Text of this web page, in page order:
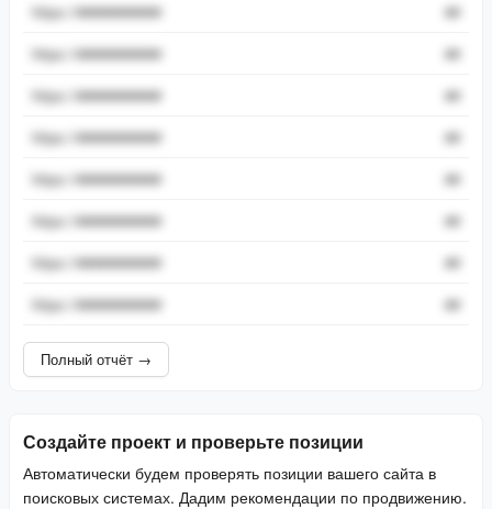
https://###########
##
https://###########
##
https://###########
##
https://###########
##
https://###########
##
https://###########
##
https://###########
##
https://###########
##
Полный отчёт →
Создайте проект и проверьте позиции
Автоматически будем проверять позиции вашего сайта в
поисковых системах. Дадим рекомендации по продвижению.